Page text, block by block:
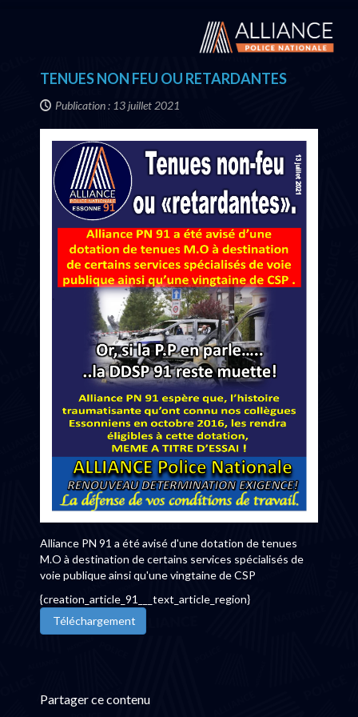
TENUES NON FEU OU RETARDANTES
Publication : 13 juillet 2021
Alliance PN 91 a été avisé d'une dotation de tenues
M.O à destination de certains services spécialisés de
voie publique ainsi qu'une vingtaine de CSP
{creation_article_91___text_article_region}
Téléchargement
Partager ce contenu